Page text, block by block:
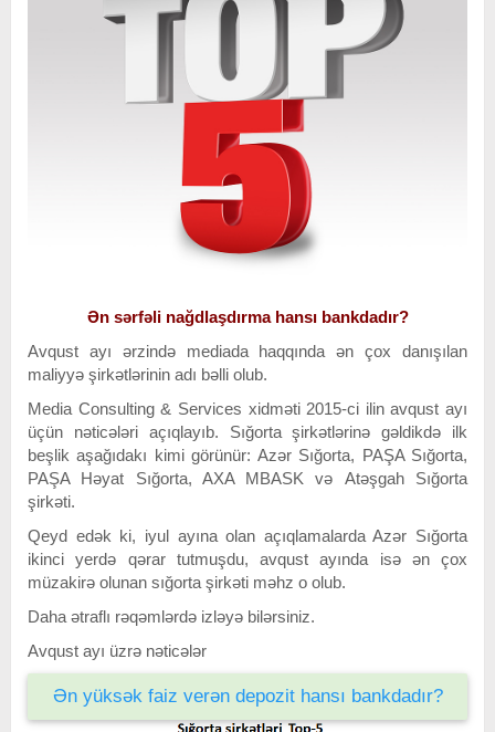
Ən sərfəli nağdlaşdırma hansı bankdadır?
Avqust ayı ərzində mediada haqqında ən çox danışılan
maliyyə şirkətlərinin adı bəlli olub.
Media Consulting & Services xidməti 2015-ci ilin avqust ayı
üçün nəticələri açıqlayıb. Sığorta şirkətlərinə gəldikdə ilk
beşlik aşağıdakı kimi görünür: Azər Sığorta, PAŞA Sığorta,
PAŞA Həyat Sığorta, AXA MBASK və Atəşgah Sığorta
şirkəti.
Qeyd edək ki, iyul ayına olan açıqlamalarda Azər Sığorta
ikinci yerdə qərar tutmuşdu, avqust ayında isə ən çox
müzakirə olunan sığorta şirkəti məhz o olub.
Daha ətraflı rəqəmlərdə izləyə bilərsiniz.
Avqust ayı üzrə nəticələr
Ən yüksək faiz verən depozit hansı bankdadır?